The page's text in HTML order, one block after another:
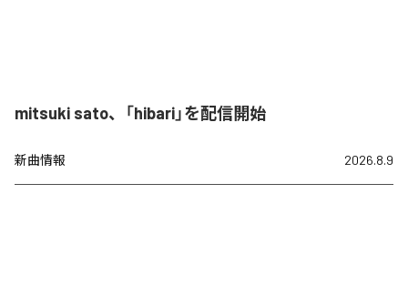
mitsuki sato、「hibari」を配信開始
新曲情報 2026.8.9